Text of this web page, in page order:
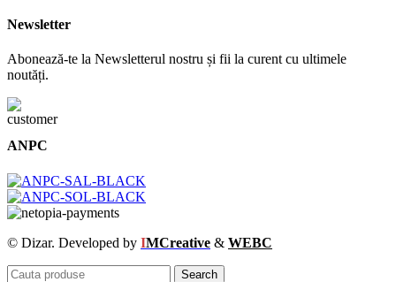
Newsletter
Abonează-te la Newsletterul nostru și fii la curent cu ultimele
noutăți.
ANPC
© Dizar. Developed by IMCreative & WEBC
Search